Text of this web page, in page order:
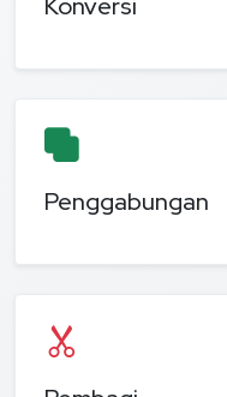
Penggabungan